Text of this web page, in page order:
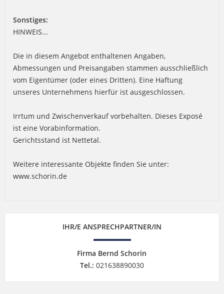
Sonstiges:
HINWEIS...
Die in diesem Angebot enthaltenen Angaben,
Abmessungen und Preisangaben stammen ausschließlich
vom Eigentümer (oder eines Dritten). Eine Haftung
unseres Unternehmens hierfür ist ausgeschlossen.
Irrtum und Zwischenverkauf vorbehalten. Dieses Exposé
ist eine Vorabinformation.
Gerichtsstand ist Nettetal.
Weitere interessante Objekte finden Sie unter:
www.schorin.de
IHR/E ANSPRECHPARTNER/IN
Firma Bernd Schorin
Tel.: 021638890030